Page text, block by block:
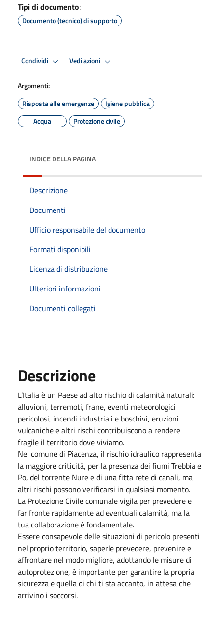
Tipi di documento:
Documento (tecnico) di supporto
Condividi Vedi azioni
Argomenti:
Risposta alle emergenze
Igiene pubblica
Acqua
Protezione civile
INDICE DELLA PAGINA
Descrizione
Documenti
Ufficio responsabile del documento
Formati disponibili
Licenza di distribuzione
Ulteriori informazioni
Documenti collegati
Descrizione
L’Italia è un Paese ad alto rischio di calamità naturali:
alluvioni, terremoti, frane, eventi meteorologici
pericolosi, incendi industriali e boschivi, eruzioni
vulcaniche e altri rischi contribuiscono a rendere
fragile il territorio dove viviamo.
Nel comune di Piacenza, il rischio idraulico rappresenta
la maggiore criticità, per la presenza dei fiumi Trebbia e
Po, del torrente Nure e di una fitta rete di canali, ma
altri rischi possono verificarsi in qualsiasi momento.
La Protezione Civile comunale vigila per prevedere e
far fronte rapidamente ad eventuali calamità, ma la
tua collaborazione è fondamentale.
Essere consapevole delle situazioni di pericolo presenti
nel proprio territorio, saperle prevedere, prevenire e
affrontare nel modo migliore, adottando le misure di
autoprotezione, è importante per garantire la propria
sicurezza e quella di chi ti sta accanto, in attesa che
arrivino i soccorsi.